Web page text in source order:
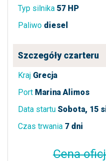
Typ silnika 57 HP
Paliwo diesel
Szczegóły czarteru
Kraj Grecja
Port Marina Alimos
Data startu Sobota, 15
Czas trwania 7 dni
Cena